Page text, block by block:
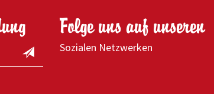
Folge uns auf unseren
Sozialen Netzwerken